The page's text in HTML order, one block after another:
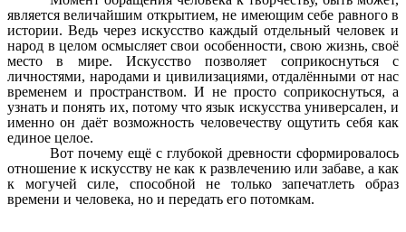
является величайшим открытием, не имеющим себе равного в
истории. Ведь через искусство каждый отдельный человек и
народ в целом осмысляет свои особенности, свою жизнь, своё
место в мире. Искусство позволяет соприкоснуться с
личностями, народами и цивилизациями, отдалёнными от нас
временем и пространством. И не просто соприкоснуться, а
узнать и понять их, потому что язык искусства универсален, и
именно он даёт возможность человечеству ощутить себя как
единое целое.
Вот почему ещё с глубокой древности сформировалось
отношение к искусству не как к развлечению или забаве, а как
к могучей силе, способной не только запечатлеть образ
времени и человека, но и передать его потомкам.